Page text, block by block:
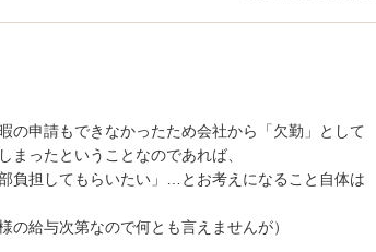
の申請もできなかったため会社から「欠勤」として
まったということなのであれば、
負担してもらいたい」…とお考えになること自体は
の給与次第なので何とも言えませんが）